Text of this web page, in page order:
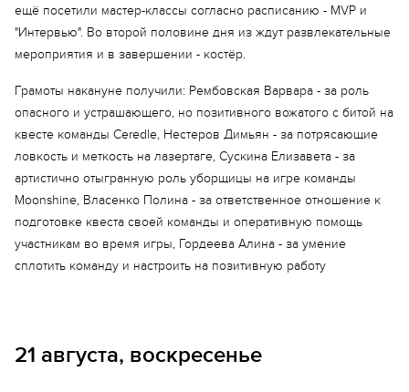
Еще 2 фото
ещё посетили мастер-классы согласно расписанию - MVP и
"Интервью". Во второй половине дня из ждут развлекательные
мероприятия и в завершении - костёр.
Грамоты накануне получили: Рембовская Варвара - за роль
опасного и устрашающего, но позитивного вожатого с битой на
квесте команды Ceredle, Нестеров Димьян - за потрясающие
ловкость и меткость на лазертаге, Сускина Елизавета - за
артистично отыгранную роль уборщицы на игре команды
Moonshine, Власенко Полина - за ответственное отношение к
подготовке квеста своей команды и оперативную помощь
участникам во время игры, Гордеева Алина - за умение
сплотить команду и настроить на позитивную работу
21 августа, воскресенье